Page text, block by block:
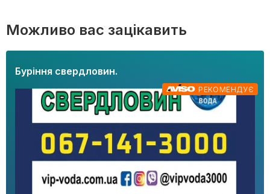
Можливо вас зацікавить
Буріння свердловин.
РЕКОМЕНДУЄ